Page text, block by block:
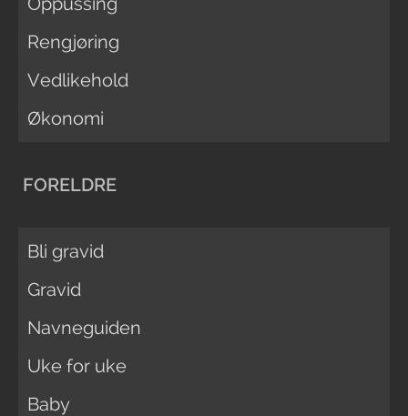
Rengjøring
Vedlikehold
Økonomi
FORELDRE
Bli gravid
Gravid
Navneguiden
Uke for uke
Baby